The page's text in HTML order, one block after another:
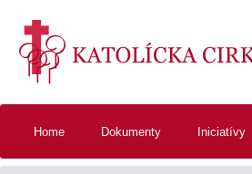
Home Dokumenty Iniciatívy